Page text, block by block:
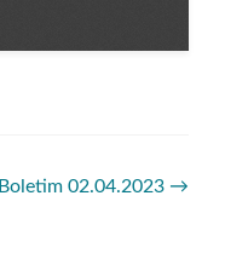
Boletim 02.04.2023 →